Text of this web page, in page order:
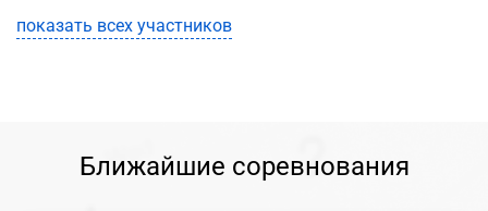
показать всех участников
Ближайшие соревнования